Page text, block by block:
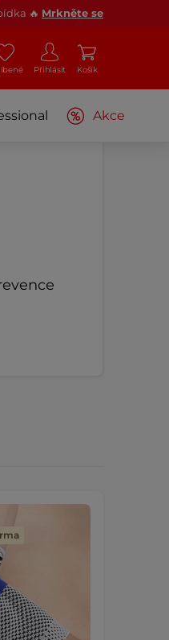
🔥 Mrkněte se
Přihlásit Košík
Akce